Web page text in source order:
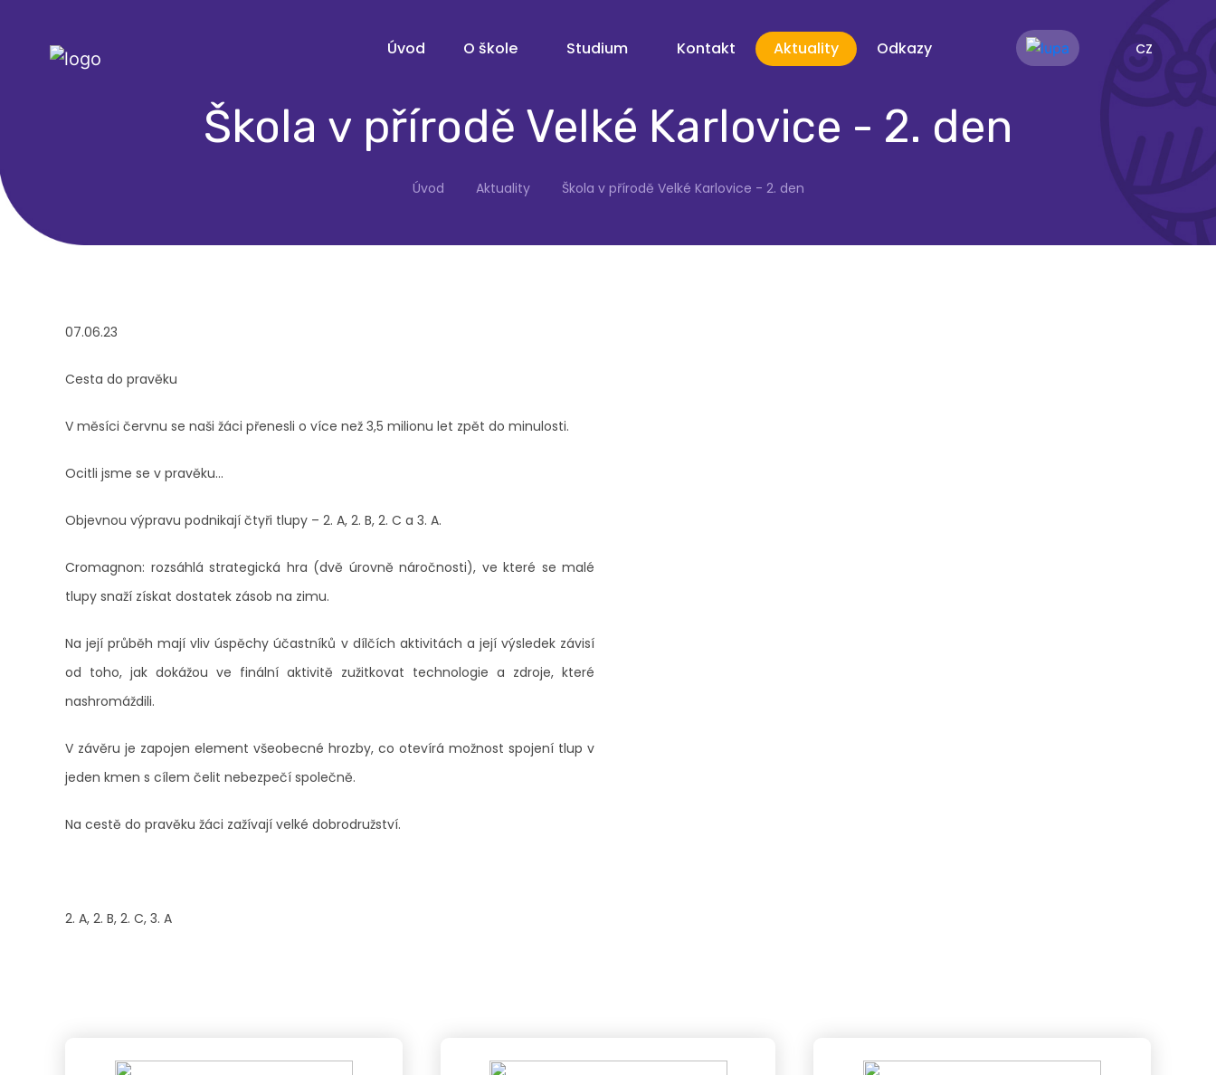
CZ
Úvod O škole Studium Kontakt Aktuality Odkazy
Škola v přírodě Velké Karlovice - 2. den
Úvod Aktuality Škola v přírodě Velké Karlovice - 2. den
07.06.23
Cesta do pravěku
V měsíci červnu se naši žáci přenesli o více než 3,5 milionu let zpět do minulosti.
Ocitli jsme se v pravěku...
Objevnou výpravu podnikají čtyři tlupy – 2. A, 2. B, 2. C a 3. A.
Cromagnon: rozsáhlá strategická hra (dvě úrovně náročnosti), ve které se malé
tlupy snaží získat dostatek zásob na zimu.
Na její průběh mají vliv úspěchy účastníků v dílčích aktivitách a její výsledek závisí
od toho, jak dokážou ve finální aktivitě zužitkovat technologie a zdroje, které
nashromáždili.
V závěru je zapojen element všeobecné hrozby, co otevírá možnost spojení tlup v
jeden kmen s cílem čelit nebezpečí společně.
Na cestě do pravěku žáci zažívají velké dobrodružství.
2. A, 2. B, 2. C, 3. A